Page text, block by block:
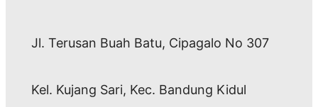
Jl. Terusan Buah Batu, Cipagalo No 307
Kel. Kujang Sari, Kec. Bandung Kidul